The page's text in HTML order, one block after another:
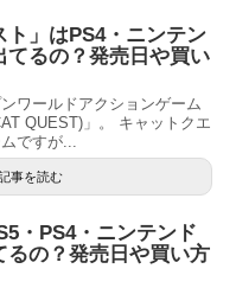
ト」はPS4・ニンテン
てるの？発売日や買い
ワールドアクションゲーム
QUEST)」。 キャットクエ
ですが...
事を読む
・PS4・ニンテンド
るの？発売日や買い方